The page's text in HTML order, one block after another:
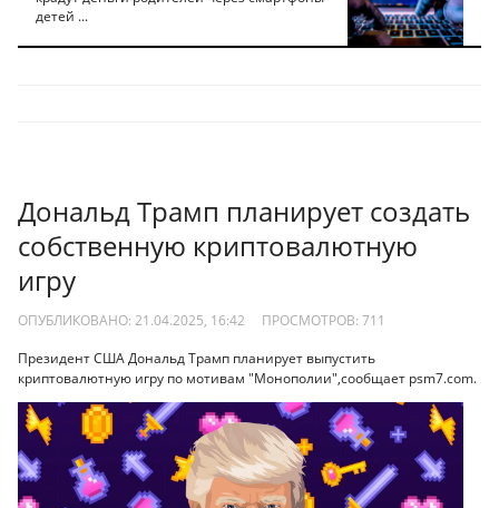
детей ...
Дональд Трамп планирует создать
собственную криптовалютную
игру
ОПУБЛИКОВАНО: 21.04.2025, 16:42 ПРОСМОТРОВ: 711
Президент США Дональд Трамп планирует выпустить
криптовалютную игру по мотивам "Монополии",сообщает psm7.com.